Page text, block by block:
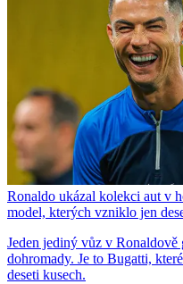
Ronaldo ukázal kolekci aut v
model, kterých vzniklo jen
Jeden jediný vůz v
dohromady. Je to Bugatti,
deseti kusech.